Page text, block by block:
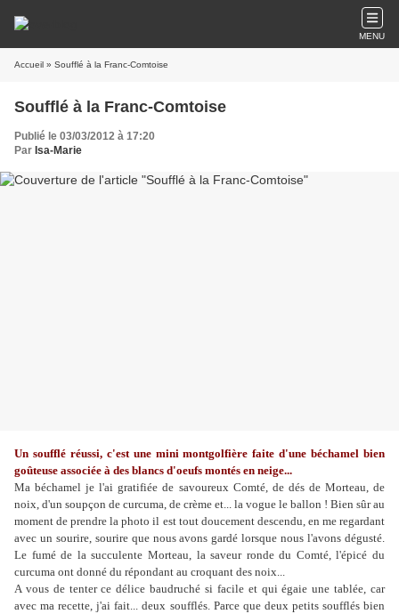
MENU
Accueil » Soufflé à la Franc-Comtoise
Soufflé à la Franc-Comtoise
Publié le 03/03/2012 à 17:20
Par Isa-Marie
Un soufflé réussi, c'est une mini montgolfière faite d'une béchamel bien
goûteuse associée à des blancs d'oeufs montés en neige...
Ma béchamel je l'ai gratifiée de savoureux Comté, de dés de Morteau, de
noix, d'un soupçon de curcuma, de crème et... la vogue le ballon ! Bien sûr au
moment de prendre la photo il est tout doucement descendu, en me regardant
avec un sourire, sourire que nous avons gardé lorsque nous l'avons dégusté.
Le fumé de la succulente Morteau, la saveur ronde du Comté, l'épicé du
curcuma ont donné du répondant au croquant des noix...
A vous de tenter ce délice baudruché si facile et qui égaie une tablée, car
avec ma recette, j'ai fait... deux soufflés. Parce que deux petits soufflés bien